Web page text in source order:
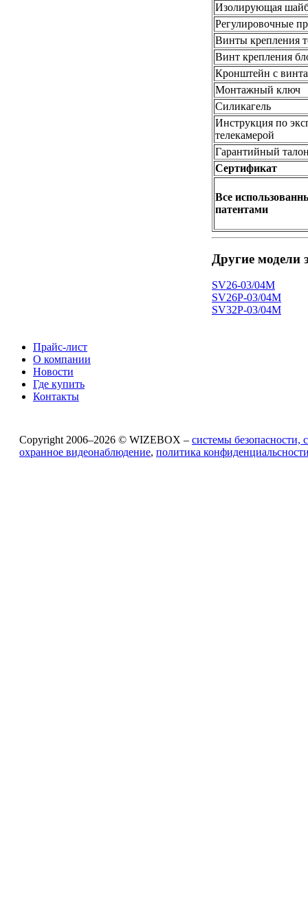
Изолирующая
Регулировочные
Винты крепления
Винт крепления
Кронштейн с
Монтажный ключ
Силикагель
Инструкция по
телекамерой
Гарантийный
Сертификат
Все
патентами
Другие модели
SV26-03/04M
SV26P-03/04M
SV32P-03/04M
Прайс-лист
О компании
Новости
Где купить
Контакты
Copyright 2006–2026 © WIZEBOX – системы безопасности,
охранное видеонаблюдение, политика